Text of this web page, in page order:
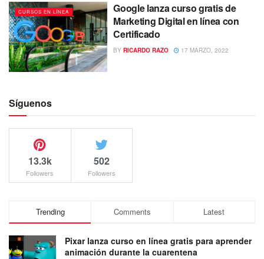
CURSOS EN LÍNEA
Google lanza curso gratis de
Marketing Digital en línea con
Certificado
BY RICARDO RAZO 17 MARZO, 2022
Síguenos
13.3k
Followers
502
Followers
Trending Comments Latest
Pixar lanza curso en línea gratis para aprender
animación durante la cuarentena